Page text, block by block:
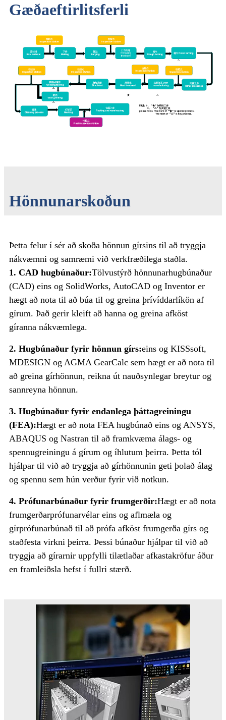
Gæðaeftirlitsferli
Hönnunarskoðun
Þetta felur í sér að skoða hönnun gírsins til að tryggja
nákvæmni og samræmi við verkfræðilega staðla.
1. CAD hugbúnaður:Tölvustýrð hönnunarhugbúnaður
(CAD) eins og SolidWorks, AutoCAD og Inventor er
hægt að nota til að búa til og greina þrívíddarlíkön af
gírum. Það gerir kleift að hanna og greina afköst
gíranna nákvæmlega.
2. Hugbúnaður fyrir hönnun gírs:eins og KISSsoft,
MDESIGN og AGMA GearCalc sem hægt er að nota til
að greina gírhönnun, reikna út nauðsynlegar breytur og
sannreyna hönnun.
3. Hugbúnaður fyrir endanlega þáttagreiningu
(FEA):Hægt er að nota FEA hugbúnað eins og ANSYS,
ABAQUS og Nastran til að framkvæma álags- og
spennugreiningu á gírum og íhlutum þeirra. Þetta tól
hjálpar til við að tryggja að gírhönnunin geti þolað álag
og spennu sem hún verður fyrir við notkun.
4. Prófunarbúnaður fyrir frumgerðir:Hægt er að nota
frumgerðarprófunarvélar eins og aflmæla og
gírprófunarbúnað til að prófa afköst frumgerða gírs og
staðfesta virkni þeirra. Þessi búnaður hjálpar til við að
tryggja að gírarnir uppfylli tilætlaðar afkastakröfur áður
en framleiðsla hefst í fullri stærð.